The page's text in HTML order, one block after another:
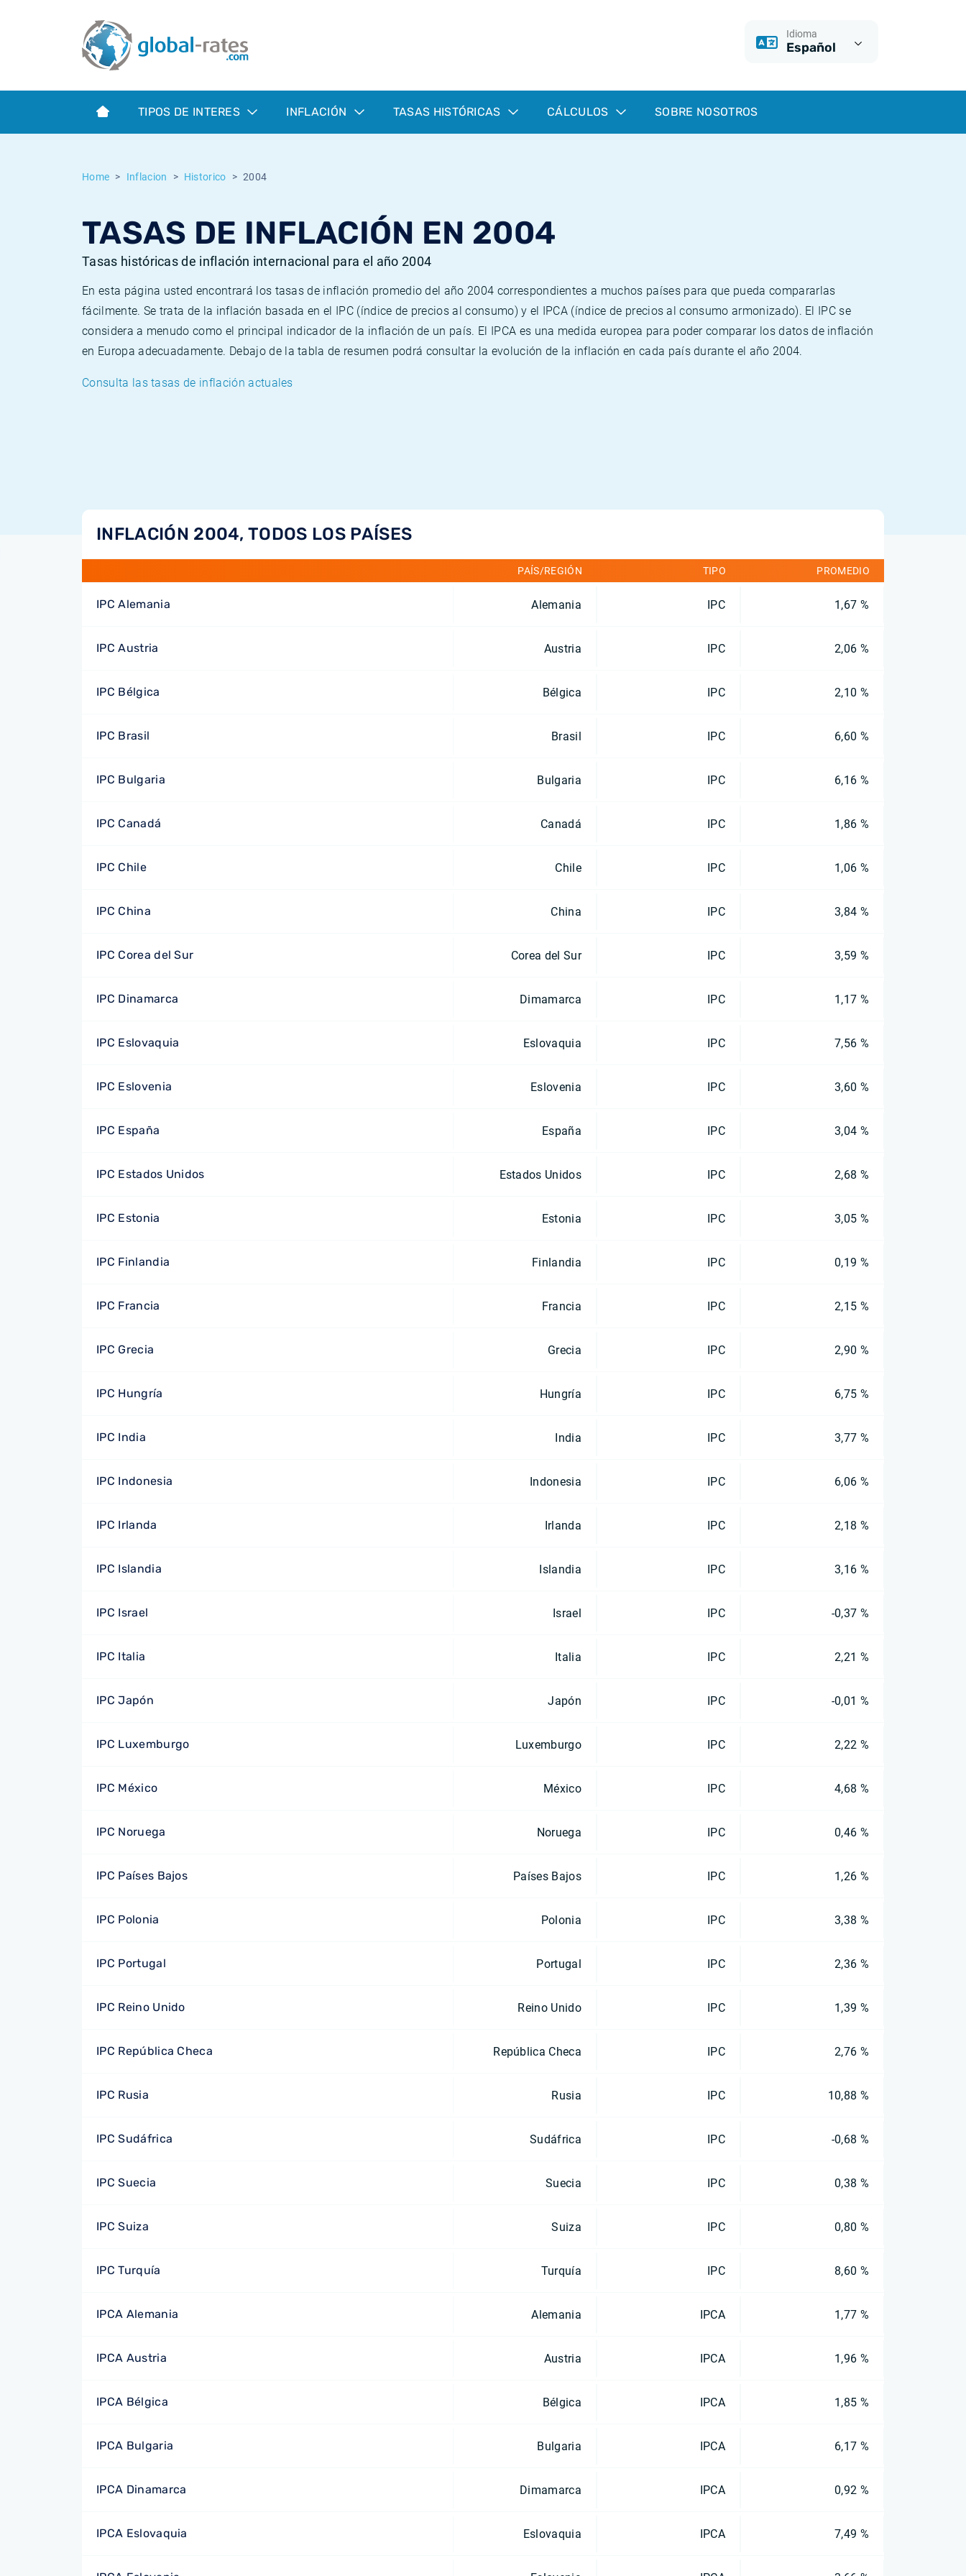
Idioma
Español
TIPOS DE INTERES INFLACIÓN TASAS HISTÓRICAS CÁLCULOS SOBRE NOSOTROS
Home Inflacion Historico 2004
TASAS DE INFLACIÓN EN 2004
Tasas históricas de inflación internacional para el año 2004
En esta página usted encontrará los tasas de inflación promedio del año 2004 correspondientes a muchos países para que pueda compararlas
fácilmente. Se trata de la inflación basada en el IPC (índice de precios al consumo) y el IPCA (índice de precios al consumo armonizado). El IPC se
considera a menudo como el principal indicador de la inflación de un país. El IPCA es una medida europea para poder comparar los datos de inflación
en Europa adecuadamente. Debajo de la tabla de resumen podrá consultar la evolución de la inflación en cada país durante el año 2004.
Consulta las tasas de inflación actuales
INFLACIÓN 2004, TODOS LOS PAÍSES
PAÍS/REGIÓN TIPO PROMEDIO
IPC Alemania Alemania IPC 1,67 %
IPC Austria Austria IPC 2,06 %
IPC Bélgica Bélgica IPC 2,10 %
IPC Brasil Brasil IPC 6,60 %
IPC Bulgaria Bulgaria IPC 6,16 %
IPC Canadá Canadá IPC 1,86 %
IPC Chile Chile IPC 1,06 %
IPC China China IPC 3,84 %
IPC Corea del Sur Corea del Sur IPC 3,59 %
IPC Dinamarca Dimamarca IPC 1,17 %
IPC Eslovaquia Eslovaquia IPC 7,56 %
IPC Eslovenia Eslovenia IPC 3,60 %
IPC España España IPC 3,04 %
IPC Estados Unidos Estados Unidos IPC 2,68 %
IPC Estonia Estonia IPC 3,05 %
IPC Finlandia Finlandia IPC 0,19 %
IPC Francia Francia IPC 2,15 %
IPC Grecia Grecia IPC 2,90 %
IPC Hungría Hungría IPC 6,75 %
IPC India India IPC 3,77 %
IPC Indonesia Indonesia IPC 6,06 %
IPC Irlanda Irlanda IPC 2,18 %
IPC Islandia Islandia IPC 3,16 %
IPC Israel Israel IPC -0,37 %
IPC Italia Italia IPC 2,21 %
IPC Japón Japón IPC -0,01 %
IPC Luxemburgo Luxemburgo IPC 2,22 %
IPC México México IPC 4,68 %
IPC Noruega Noruega IPC 0,46 %
IPC Países Bajos Países Bajos IPC 1,26 %
IPC Polonia Polonia IPC 3,38 %
IPC Portugal Portugal IPC 2,36 %
IPC Reino Unido Reino Unido IPC 1,39 %
IPC República Checa República Checa IPC 2,76 %
IPC Rusia Rusia IPC 10,88 %
IPC Sudáfrica Sudáfrica IPC -0,68 %
IPC Suecia Suecia IPC 0,38 %
IPC Suiza Suiza IPC 0,80 %
IPC Turquía Turquía IPC 8,60 %
IPCA Alemania Alemania IPCA 1,77 %
IPCA Austria Austria IPCA 1,96 %
IPCA Bélgica Bélgica IPCA 1,85 %
IPCA Bulgaria Bulgaria IPCA 6,17 %
IPCA Dinamarca Dimamarca IPCA 0,92 %
IPCA Eslovaquia Eslovaquia IPCA 7,49 %
Term SOFR
¿Qué es la inflación IPC?
¿Qué es la inflación IPCA?
Inflación Mexicano - IPC
Euribor - histórico
ESTER - histórico
Calculadora de inflación